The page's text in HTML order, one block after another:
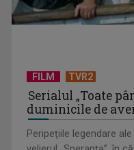
compunerea / VIDEO
FILM TVR2
Serialul „Toate
duminicile de
Peripeţiile legendare